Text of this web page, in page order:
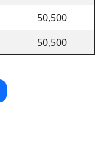
50,500
50,500